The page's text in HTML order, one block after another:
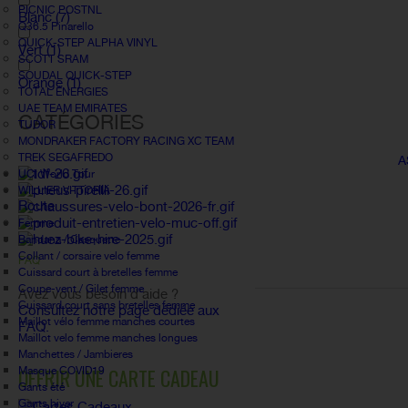
PICNIC POSTNL
Q36.5 Pinarello
QUICK-STEP ALPHA VINYL
SCOTT SRAM
SOUDAL QUICK-STEP
TOTAL ÉNERGIES
UAE TEAM EMIRATES
TUDOR
MONDRAKER FACTORY RACING XC TEAM
TREK SEGAFREDO
UCI World Tour
WILLIER VITTORIA
Route
Femme
Bandana / Casquette
Collant / corsaire velo femme
Cuissard court à bretelles femme
Coupe-vent / Gilet femme
Cuissard court sans bretelles femme
Maillot vélo femme manches courtes
Maillot velo femme manches longues
Manchettes / Jambieres
Masque COVID19
Gants été
Gants hiver
Blanc(7)
Vert(1)
Orange (1)
CATÉGORIES
FAQ
Avez vous besoin d'aide ?
Consultez notre page dédiée aux
FAQ.
OFFRIR UNE CARTE CADEAU